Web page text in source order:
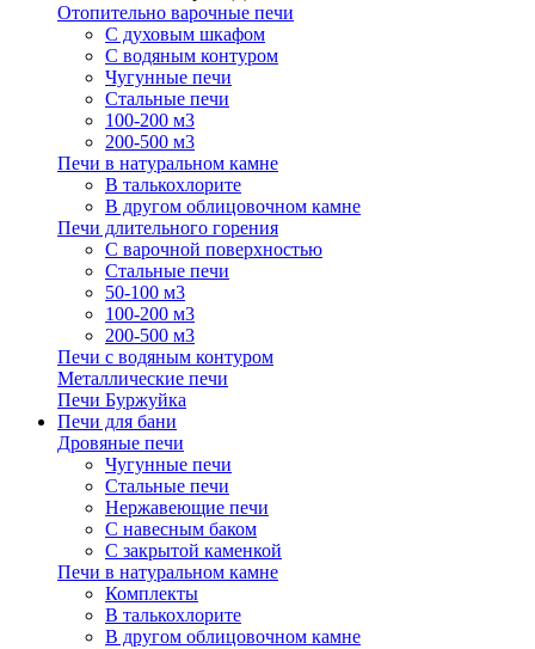
Отопительно варочные печи
С духовым шкафом
С водяным контуром
Чугунные печи
Стальные печи
100-200 м3
200-500 м3
Печи в натуральном камне
В талькохлорите
В другом облицовочном камне
Печи длительного горения
С варочной поверхностью
Стальные печи
50-100 м3
100-200 м3
200-500 м3
Печи с водяным контуром
Металлические печи
Печи Буржуйка
Печи для бани
Дровяные печи
Чугунные печи
Стальные печи
Нержавеющие печи
С навесным баком
С закрытой каменкой
Печи в натуральном камне
Комплекты
В талькохлорите
В другом облицовочном камне